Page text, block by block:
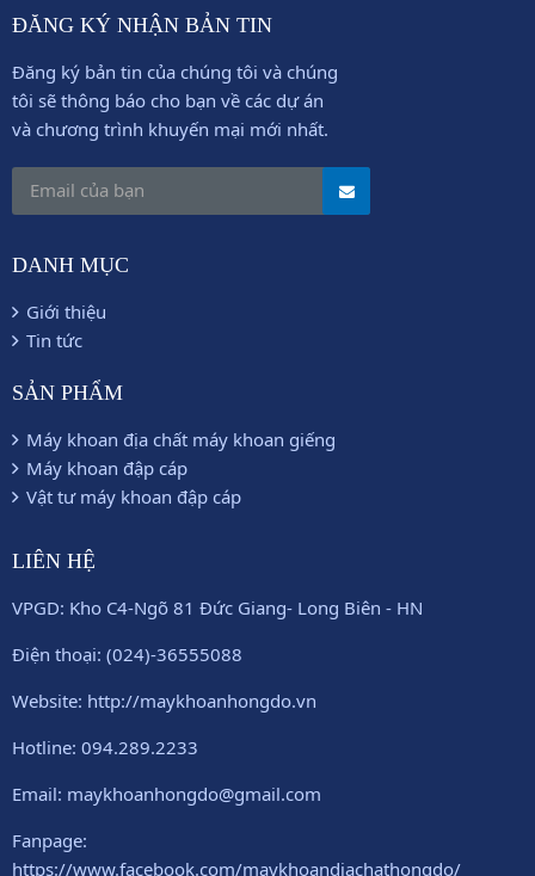
ĐĂNG KÝ NHẬN BẢN TIN
Đăng ký bản tin của chúng tôi và chúng
tôi sẽ thông báo cho bạn về các dự án
và chương trình khuyến mại mới nhất.
DANH MỤC
Giới thiệu
Tin tức
SẢN PHẨM
Máy khoan địa chất máy khoan giếng
Máy khoan đập cáp
Vật tư máy khoan đập cáp
LIÊN HỆ
VPGD: Kho C4-Ngõ 81 Đức Giang- Long Biên - HN
Điện thoại: (024)-36555088
Website: http://maykhoanhongdo.vn
Hotline: 094.289.2233
Email: maykhoanhongdo@gmail.com
Fanpage:
https://www.facebook.com/maykhoandiachathongdo/